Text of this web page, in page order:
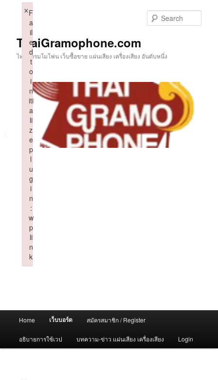
ThaiGramophone.com
ไทยแกรมโมโฟน เว็บซื้อขาย แผ่นเสียง เครื่องเสียง อันดับหนึ่ง
Home เว็บบอร์ด สมัครสมาชิก / Register
อธิบายการใช้เวป บทความ-ข่าว แผ่นเสียง เครื่องเสียง Login
F
a
il
e
d
t
o
i
n
iti
a
li
z
e
p
l
u
g
i
n
:
w
p
li
n
k
×
Failed to initialize plugin: wplink